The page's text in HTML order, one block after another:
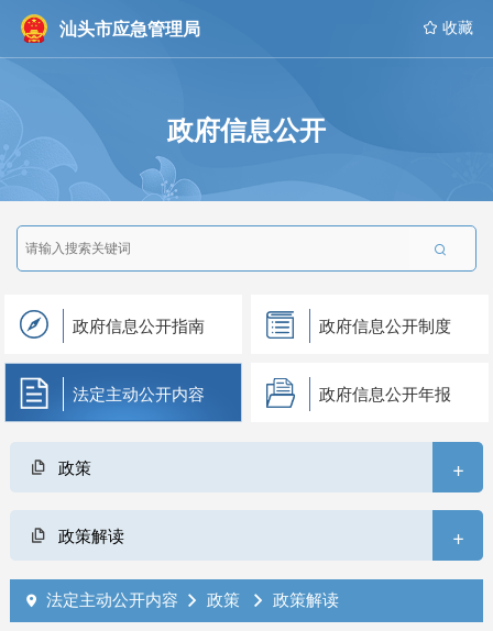
汕头市应急管理局  收藏
政府信息公开

政府信息公开指南 政府信息公开制度
法定主动公开内容 政府信息公开年报
政策 +
政策解读 +
 法定主动公开内容  政策  政策解读